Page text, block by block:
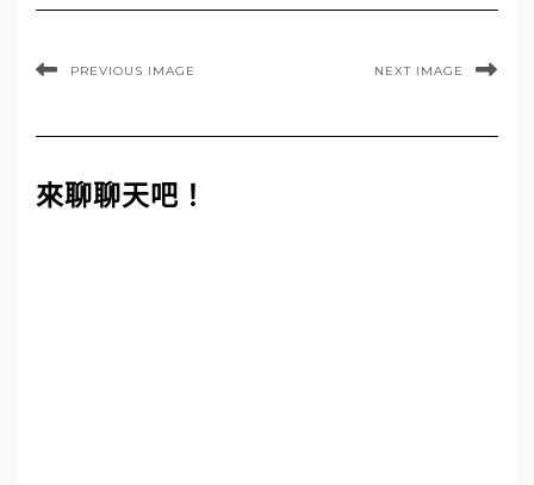
PREVIOUS IMAGE NEXT IMAGE
來聊聊天吧！